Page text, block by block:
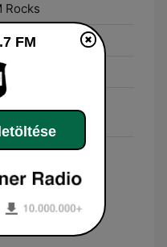
Rocks
Rock
Rock Ride
Lunch - With
Renaud
FM